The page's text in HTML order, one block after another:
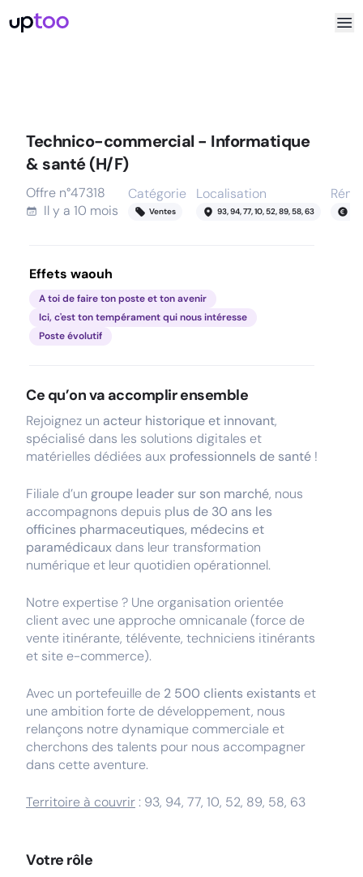
Technico-commercial - Informatique
& santé (H/F)
Offre n°47318
Il y a 10 mois
Catégorie
Ventes
Localisation
93, 94, 77, 10, 52, 89, 58, 63
Effets waouh
A toi de faire ton poste et ton avenir
Ici, c'est ton tempérament qui nous intéresse
Poste évolutif
Ce qu’on va accomplir ensemble
Rejoignez un acteur historique et innovant,
spécialisé dans les solutions digitales et
matérielles dédiées aux professionnels de santé !
Filiale d’un groupe leader sur son marché, nous
accompagnons depuis plus de 30 ans les
officines pharmaceutiques, médecins et
paramédicaux dans leur transformation
numérique et leur quotidien opérationnel.
Notre expertise ? Une organisation orientée
client avec une approche omnicanale (force de
vente itinérante, télévente, techniciens itinérants
et site e-commerce).
Avec un portefeuille de 2 500 clients existants et
une ambition forte de développement, nous
relançons notre dynamique commerciale et
cherchons des talents pour nous accompagner
dans cette aventure.
Territoire à couvrir: 93, 94, 77, 10, 52, 89, 58, 63
Votre rôle